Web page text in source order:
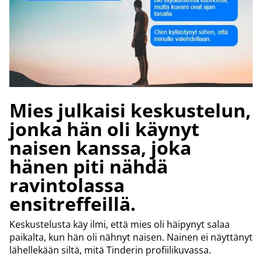
Mies julkaisi keskustelun,
jonka hän oli käynyt
naisen kanssa, joka
hänen piti nähdä
ravintolassa
ensitreffeillä.
Keskustelusta käy ilmi, että mies oli häipynyt salaa
paikalta, kun hän oli nähnyt naisen. Nainen ei näyttänyt
lähellekään siltä, mitä Tinderin profiilikuvassa.